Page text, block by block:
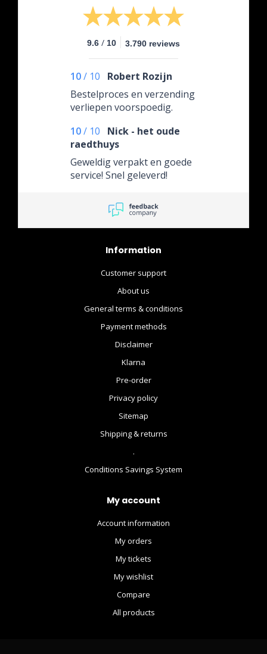
9.6 / 10 3.790 reviews
10/ 10
Robert Rozijn
Bestelproces en verzending
verliepen voorspoedig.
10/ 10
Nick - het oude
raedthuys
Geweldig verpakt en goede
service! Snel geleverd!
Information
Customer support
About us
General terms & conditions
Payment methods
Disclaimer
Klarna
Pre-order
Privacy policy
Sitemap
Shipping & returns
.
Conditions Savings System
My account
Account information
My orders
My tickets
My wishlist
Compare
All products